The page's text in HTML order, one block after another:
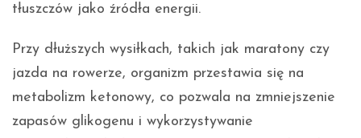
tłuszczów jako źródła energii.
Przy dłuższych wysiłkach, takich jak maratony czy
jazda na rowerze, organizm przestawia się na
metabolizm ketonowy, co pozwala na zmniejszenie
zapasów glikogenu i wykorzystywanie